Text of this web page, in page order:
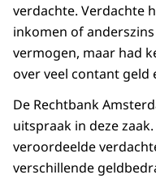
verdachte. Verdachte
inkomen of
vermogen, maar had
over veel contant geld
De Rechtbank
uitspraak in deze
veroordeelde
verschillende